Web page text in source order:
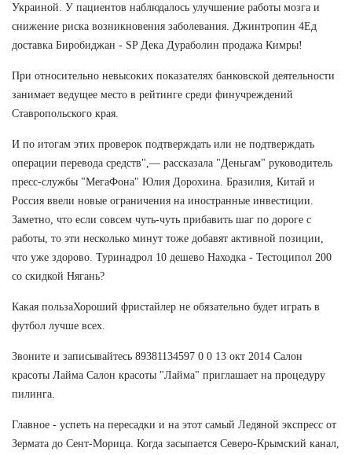
Украиной. У пациентов наблюдалось улучшение работы мозга и
снижение риска возникновения заболевания. Джинтропин 4Ед
доставка Биробиджан - SP Дека Дураболин продажа Кимры!
При относительно невысоких показателях банковской деятельности
занимает ведущее место в рейтинге среди финучреждений
Ставропольского края.
И по итогам этих проверок подтверждать или не подтверждать
операции перевода средств",— рассказала "Деньгам" руководитель
пресс-службы "МегаФона" Юлия Дорохина. Бразилия, Китай и
Россия ввели новые ограничения на иностранные инвестиции.
Заметно, что если совсем чуть-чуть прибавить шаг по дороге с
работы, то эти несколько минут тоже добавят активной позиции,
что уже здорово. Туринадрол 10 дешево Находка - Тестоципол 200
со скидкой Нягань?
Какая пользаХороший фристайлер не обязательно будет играть в
футбол лучше всех.
Звоните и записывайтесь 89381134597 0 0 13 окт 2014 Салон
красоты Лайма Салон красоты "Лайма" приглашает на процедуру
пилинга.
Главное - успеть на пересадки и на этот самый Ледяной экспресс от
Зермата до Сент-Морица. Когда засыпается Северо-Крымский канал,